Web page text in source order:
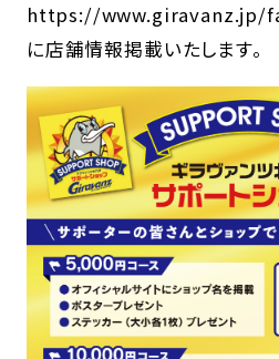
https://
に店舗情報掲載いたします。